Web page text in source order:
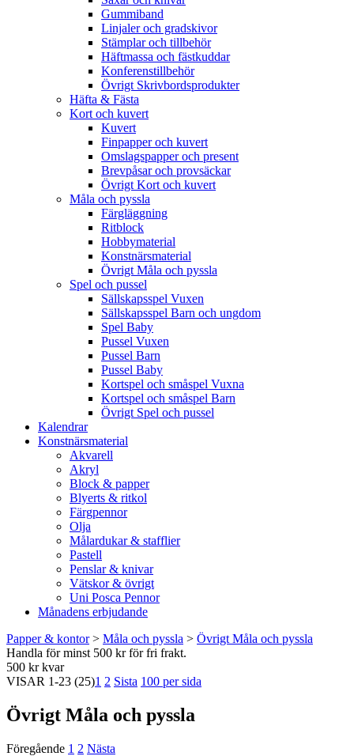
Gummiband
Linjaler och gradskivor
Stämplar och tillbehör
Häftmassa och fästkuddar
Konferenstillbehör
Övrigt Skrivbordsprodukter
Häfta & Fästa
Kort och kuvert
Kuvert
Finpapper och kuvert
Omslagspapper och present
Brevpåsar och provsäckar
Övrigt Kort och kuvert
Måla och pyssla
Färgläggning
Ritblock
Hobbymaterial
Konstnärsmaterial
Övrigt Måla och pyssla
Spel och pussel
Sällskapsspel Vuxen
Sällskapsspel Barn och ungdom
Spel Baby
Pussel Vuxen
Pussel Barn
Pussel Baby
Kortspel och småspel Vuxna
Kortspel och småspel Barn
Övrigt Spel och pussel
Kalendrar
Konstnärsmaterial
Akvarell
Akryl
Block & papper
Blyerts & ritkol
Färgpennor
Olja
Målardukar & stafflier
Pastell
Penslar & knivar
Vätskor & övrigt
Uni Posca Pennor
Månadens erbjudande
Papper & kontor> Måla och pyssla > Övrigt Måla och pyssla
Handla för minst 500 kr för fri frakt.
500 kr kvar
VISAR 1-23 (25)1 2 Sista 100 per sida
Övrigt Måla och pyssla
Föregående 1 2 Nästa